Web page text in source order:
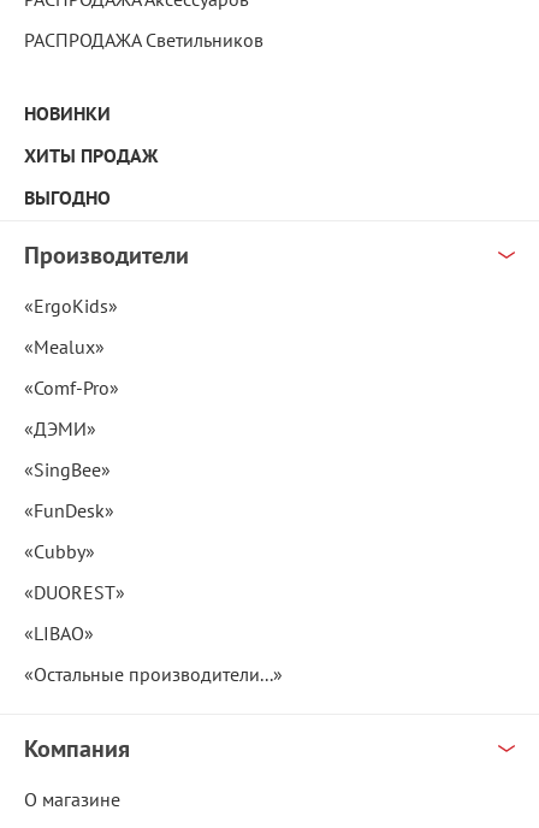
РАСПРОДАЖА Светильников
НОВИНКИ
ХИТЫ ПРОДАЖ
ВЫГОДНО
Производители
«ErgoKids»
«Mealux»
«Comf-Pro»
«ДЭМИ»
«SingBee»
«FunDesk»
«Cubby»
«DUOREST»
«LIBAO»
«Остальные производители...»
Компания
О магазине